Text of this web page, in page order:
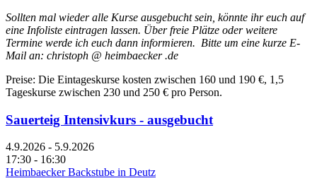
Sollten mal wieder alle Kurse ausgebucht sein, könnte ihr euch auf
eine Infoliste eintragen lassen. Über freie Plätze oder weitere
Termine werde ich euch dann informieren. Bitte um eine kurze E-
Mail an: christoph @ heimbaecker .de
Preise: Die Eintageskurse kosten zwischen 160 und 190 €, 1,5
Tageskurse zwischen 230 und 250 € pro Person.
Sauerteig Intensivkurs - ausgebucht
4.9.2026 - 5.9.2026
17:30 - 16:30
Heimbaecker Backstube in Deutz